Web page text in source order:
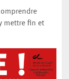
mettre fin et